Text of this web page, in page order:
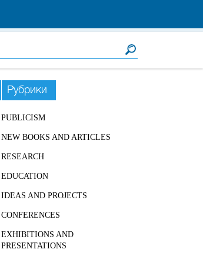
Рубрики
PUBLICISM
NEW BOOKS AND ARTICLES
RESEARCH
EDUCATION
IDEAS AND PROJECTS
CONFERENCES
EXHIBITIONS AND
PRESENTATIONS